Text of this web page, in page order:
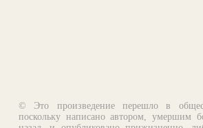
© Это произведение перешло в
поскольку написано автором, умершим